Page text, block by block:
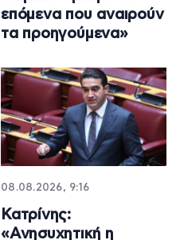
επόμενα που αναιρούν
τα προηγούμενα»
08.08.2026, 9:16
Κατρίνης:
«Ανησυχητική η